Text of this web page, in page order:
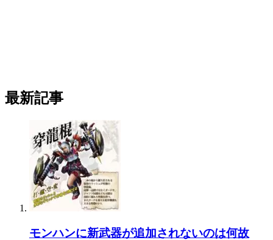
最新記事
モンハンに新武器が追加されないのは何故